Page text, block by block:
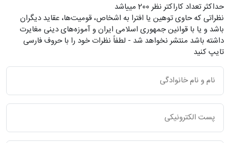
حداکثر تعداد کاراکتر نظر 200 ميياشد
نظراتی که حاوی توهین یا افترا به اشخاص، قومیت‌ها، عقاید دیگران
باشد و یا با قوانین جمهوری اسلامی ایران و آموزه‌های دینی مغایرت
داشته باشد منتشر نخواهد شد - لطفاً نظرات خود را با حروف فارسی
تایپ کنید